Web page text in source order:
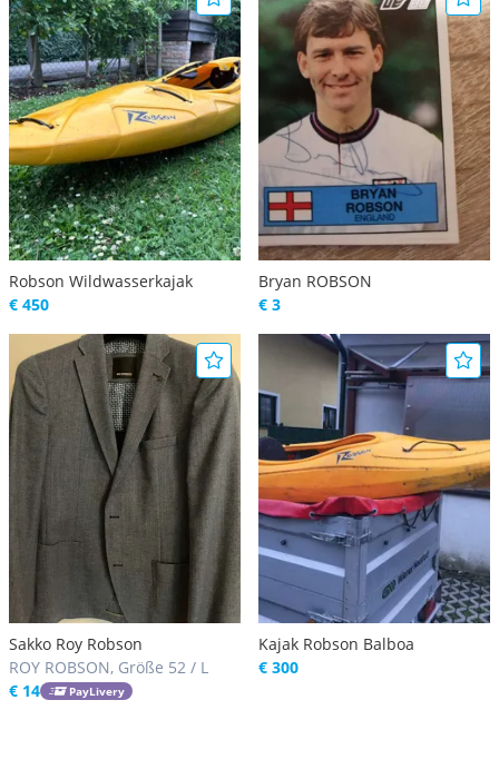
Robson Wildwasserkajak
€ 450
Bryan ROBSON
€ 3
Sakko Roy Robson
ROY ROBSON, Größe 52 / L
€ 14
PayLivery
Kajak Robson Balboa
€ 300